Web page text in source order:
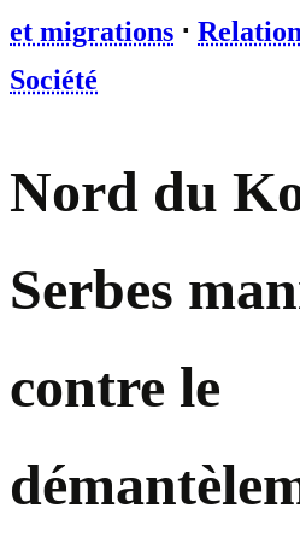
et migrations ⋅
Société
Nord du
Serbes
contre le